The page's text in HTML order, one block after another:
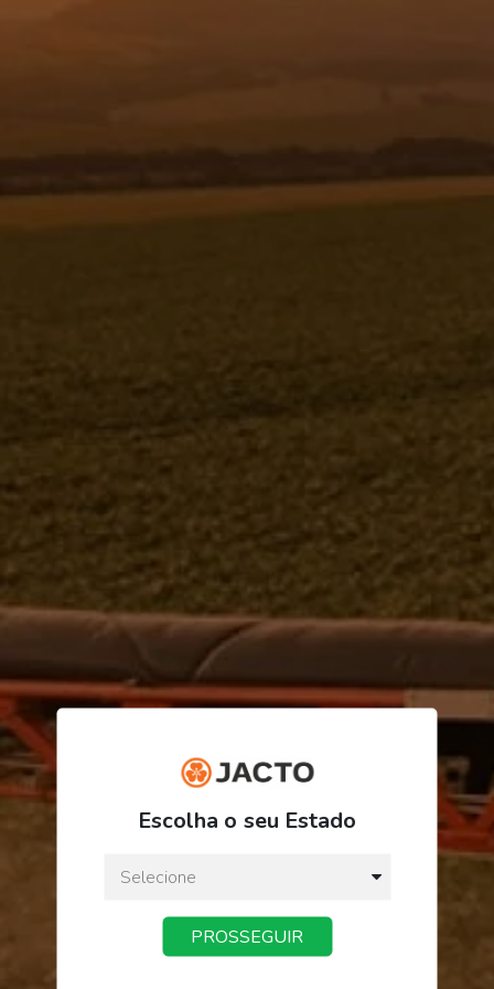
SUPORTE PARA DUTO HIDRAULICO -
R$ 45,28
ou3xdeR$ 15,09
Preço a vista:
Escolha o seu Estado
PROSSEGUIR